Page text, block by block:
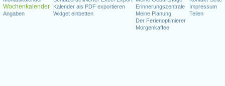
Wochenkalender
Angaben
Kalender als PDF exportieren
Widget einbetten
Erinnerungszentrale
Meine Planung
Der Ferienoptimierer
Morgenkaffee
Impressum
Teilen